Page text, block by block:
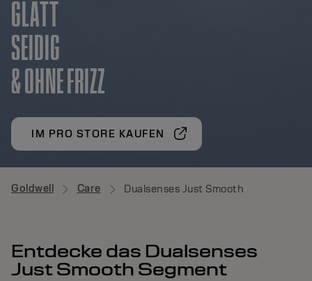
GLATT
SEIDIG
& OHNE FRIZZ
IM PRO STORE KAUFEN
Goldwell Care Dualsenses Just Smooth
Entdecke das Dualsenses
Just Smooth Segment